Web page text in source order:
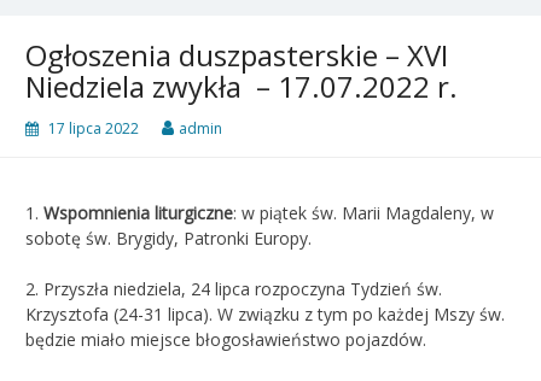
Ogłoszenia duszpasterskie – XVI
Niedziela zwykła – 17.07.2022 r.
17 lipca 2022 admin
1. Wspomnienia liturgiczne: w piątek św. Marii Magdaleny, w
sobotę św. Brygidy, Patronki Europy.
2. Przyszła niedziela, 24 lipca rozpoczyna Tydzień św.
Krzysztofa (24-31 lipca). W związku z tym po każdej Mszy św.
będzie miało miejsce błogosławieństwo pojazdów.